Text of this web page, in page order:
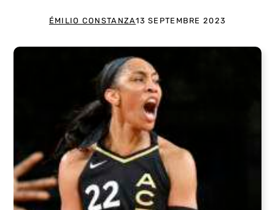
ÉMILIO CONSTANZA13 SEPTEMBRE 2023